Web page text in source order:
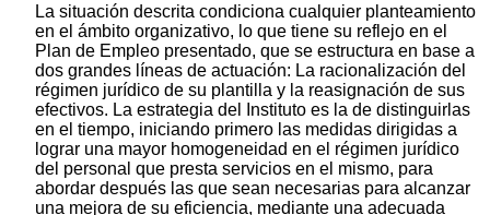
La situación descrita condiciona cualquier planteamiento
en el ámbito organizativo, lo que tiene su reflejo en el
Plan de Empleo presentado, que se estructura en base a
dos grandes líneas de actuación: La racionalización del
régimen jurídico de su plantilla y la reasignación de sus
efectivos. La estrategia del Instituto es la de distinguirlas
en el tiempo, iniciando primero las medidas dirigidas a
lograr una mayor homogeneidad en el régimen jurídico
del personal que presta servicios en el mismo, para
abordar después las que sean necesarias para alcanzar
una mejora de su eficiencia, mediante una adecuada